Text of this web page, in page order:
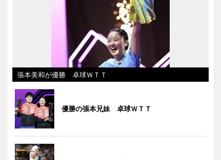
張本美和が優勝 卓球ＷＴＴ
優勝の張本兄妹 卓球ＷＴＴ